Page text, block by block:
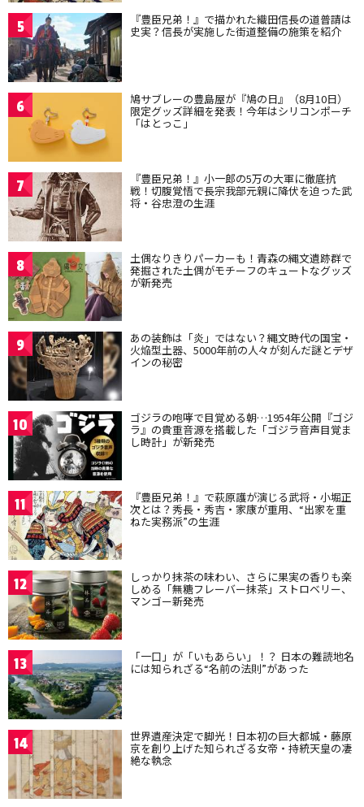
5 『豊臣兄弟！』で描かれた織田信長の道普請は
史実？信長が実施した街道整備の施策を紹介
6 鳩サブレーの豊島屋が『鳩の日』（8月10日）
限定グッズ詳細を発表！今年はシリコンポーチ
「はとっこ」
7 『豊臣兄弟！』小一郎の5万の大軍に徹底抗
戦！切腹覚悟で長宗我部元親に降伏を迫った武
将・谷忠澄の生涯
8 土偶なりきりパーカーも！青森の縄文遺跡群で
発掘された土偶がモチーフのキュートなグッズ
が新発売
9 あの装飾は「炎」ではない？縄文時代の国宝・
火焔型土器、5000年前の人々が刻んだ謎とデザ
インの秘密
10 ゴジラの咆哮で目覚める朝…1954年公開『ゴジ
ラ』の貴重音源を搭載した「ゴジラ音声目覚ま
し時計」が新発売
11 『豊臣兄弟！』で萩原護が演じる武将・小堀正
次とは？秀長・秀吉・家康が重用、“出家を重
ねた実務派”の生涯
12 しっかり抹茶の味わい、さらに果実の香りも楽
しめる「無糖フレーバー抹茶」ストロベリー、
マンゴー新発売
13 「一口」が「いもあらい」！？ 日本の難読地名
には知られざる“名前の法則”があった
14 世界遺産決定で脚光！日本初の巨大都城・藤原
京を創り上げた知られざる女帝・持統天皇の凄
絶な執念